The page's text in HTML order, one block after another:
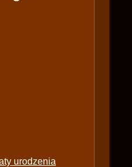
urodzenia